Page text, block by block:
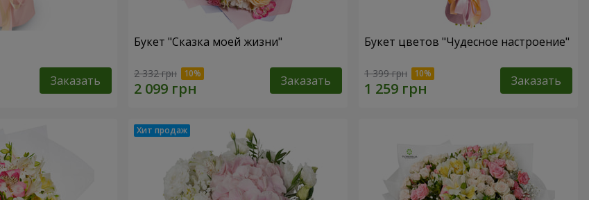
Заказать
Букет "Сказка моей жизни"
2 332 грн Заказать
Букет цветов "Чудесное настроение"
1 399 грн Заказать